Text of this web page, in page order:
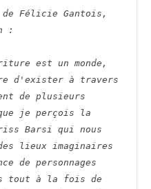
Félicie Gantois,
:
est un monde,
d'exister à travers
de plusieurs
je perçois la
Barsi qui nous
lieux imaginaires
de personnages
tout à la fois de